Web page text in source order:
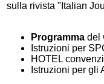
sulla rivista "Italian
Programma del
Istruzioni per
HOTEL
Istruzioni per gli